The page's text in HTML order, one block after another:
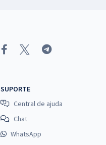
SUPORTE
Central de ajuda
Chat
WhatsApp